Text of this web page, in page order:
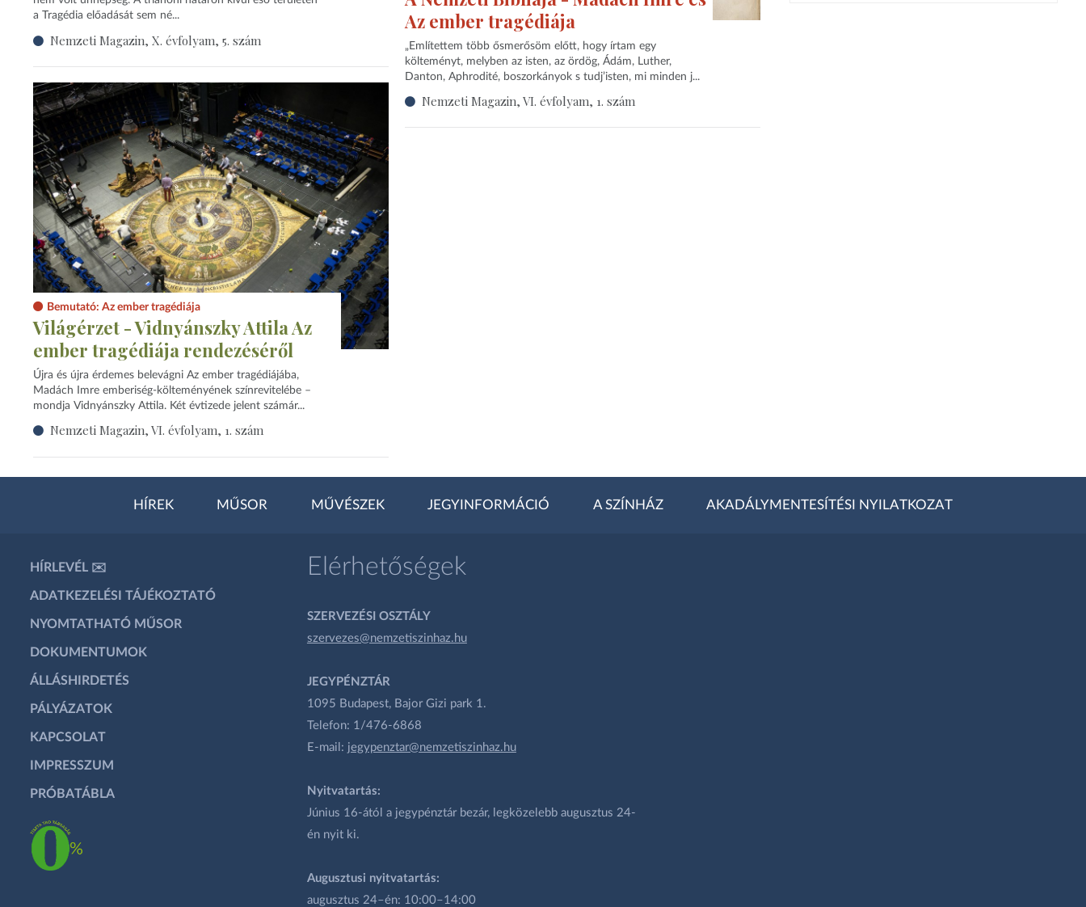
a Tragédia előadását sem né...
Nemzeti Magazin, X. évfolyam, 5. szám
Az ember tragédiája
„Említettem több ősmerősöm előtt, hogy írtam egy
költeményt, melyben az isten, az ördög, Ádám, Luther,
Danton, Aphrodité, boszorkányok s tudj’isten, mi minden j...
Nemzeti Magazin, VI. évfolyam, 1. szám
Bemutató: Az ember tragédiája
Világérzet - Vidnyánszky Attila Az
ember tragédiája rendezéséről
Újra és újra érdemes belevágni Az ember tragédiájába,
Madách Imre emberiség-költeményének színrevitelébe –
mondja Vidnyánszky Attila. Két évtizede jelent számár...
Nemzeti Magazin, VI. évfolyam, 1. szám
HÍREK MŰSOR MŰVÉSZEK JEGYINFORMÁCIÓ A SZÍNHÁZ AKADÁLYMENTESÍTÉSI NYILATKOZAT
HÍRLEVÉL ✉️
ADATKEZELÉSI TÁJÉKOZTATÓ
NYOMTATHATÓ MŰSOR
DOKUMENTUMOK
ÁLLÁSHIRDETÉS
PÁLYÁZATOK
KAPCSOLAT
IMPRESSZUM
PRÓBATÁBLA
Elérhetőségek
SZERVEZÉSI OSZTÁLY
szervezes@nemzetiszinhaz.hu
JEGYPÉNZTÁR
1095 Budapest, Bajor Gizi park 1.
Telefon: 1/476-6868
E-mail: jegypenztar@nemzetiszinhaz.hu
Nyitvatartás:
Június 16-ától a jegypénztár bezár, legközelebb augusztus 24-
én nyit ki.
Augusztusi nyitvatartás:
augusztus 24–én: 10:00–14:00